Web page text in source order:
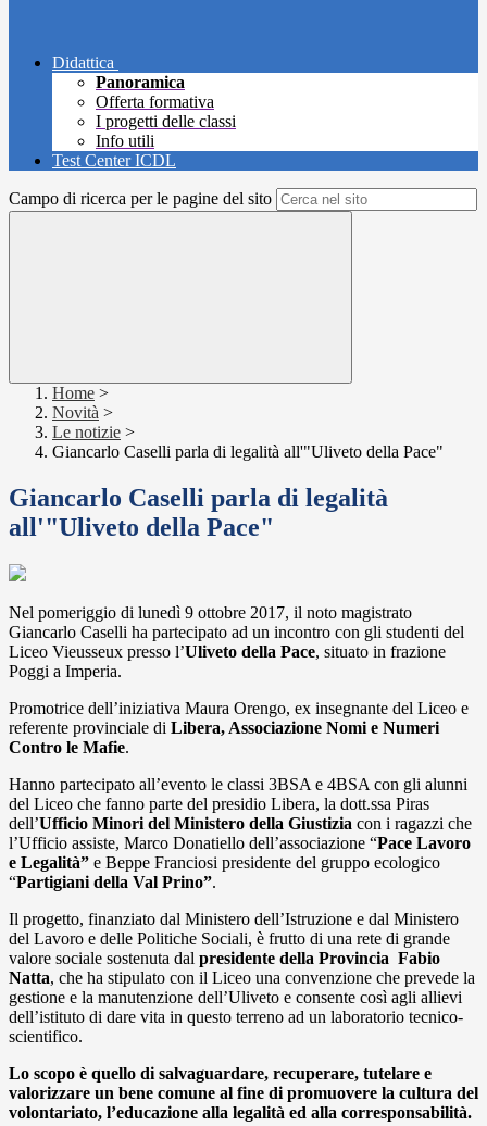
Didattica
Panoramica
Offerta formativa
I progetti delle classi
Info utili
Test Center ICDL
Campo di ricerca per le pagine del sito
Home >
Novità >
Le notizie >
Giancarlo Caselli parla di legalità all'"Uliveto della Pace"
Giancarlo Caselli parla di legalità
all'"Uliveto della Pace"
Nel pomeriggio di lunedì 9 ottobre 2017, il noto magistrato
Giancarlo Caselli ha partecipato ad un incontro con gli studenti del
Liceo Vieusseux presso l’Uliveto della Pace, situato in frazione
Poggi a Imperia.
Promotrice dell’iniziativa Maura Orengo, ex insegnante del Liceo e
referente provinciale di Libera, Associazione Nomi e Numeri
Contro le Mafie.
Hanno partecipato all’evento le classi 3BSA e 4BSA con gli alunni
del Liceo che fanno parte del presidio Libera, la dott.ssa Piras
dell’Ufficio Minori del Ministero della Giustizia con i ragazzi che
l’Ufficio assiste, Marco Donatiello dell’associazione “Pace Lavoro
e Legalità” e Beppe Franciosi presidente del gruppo ecologico
“Partigiani della Val Prino”.
Il progetto, finanziato dal Ministero dell’Istruzione e dal Ministero
del Lavoro e delle Politiche Sociali, è frutto di una rete di grande
valore sociale sostenuta dal presidente della Provincia Fabio
Natta, che ha stipulato con il Liceo una convenzione che prevede la
gestione e la manutenzione dell’Uliveto e consente così agli allievi
dell’istituto di dare vita in questo terreno ad un laboratorio tecnico-
scientifico.
Lo scopo è quello di salvaguardare, recuperare, tutelare e
valorizzare un bene comune al fine di promuovere la cultura del
volontariato, l’educazione alla legalità ed alla corresponsabilità.